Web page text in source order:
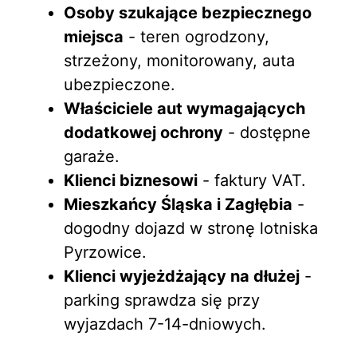
Osoby szukające bezpiecznego
miejsca - teren ogrodzony,
strzeżony, monitorowany, auta
ubezpieczone.
Właściciele aut wymagających
dodatkowej ochrony - dostępne
garaże.
Klienci biznesowi - faktury VAT.
Mieszkańcy Śląska i Zagłębia -
dogodny dojazd w stronę lotniska
Pyrzowice.
Klienci wyjeżdżający na dłużej -
parking sprawdza się przy
wyjazdach 7-14-dniowych.